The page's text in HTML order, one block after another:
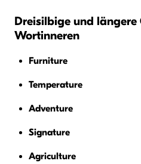
Dreisilbige und längere
Wortinneren
Furniture
Temperature
Adventure
Signature
Agriculture